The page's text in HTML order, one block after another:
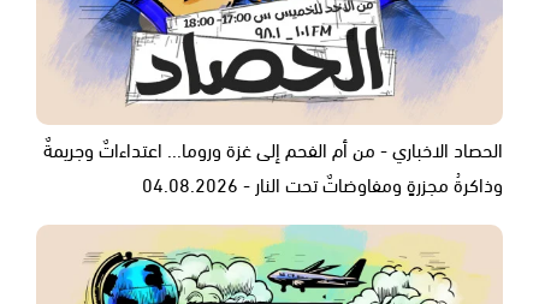
الحصاد الاخباري - من أم الفحم إلى غزة وروما... اعتداءاتٌ وجريمةٌ
وذاكرةُ مجزرةٍ ومفاوضاتٌ تحت النار - 04.08.2026